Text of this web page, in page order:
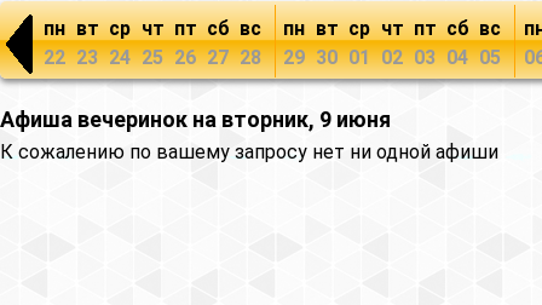
пн
22
вт
23
ср
24
чт
25
пт
26
сб
27
вс
28
пн
29
вт
30
ср
01
чт
02
пт
03
сб
04
вс
05
Афиша вечеринок на вторник, 9 июня
К сожалению по вашему запросу нет ни одной афиши